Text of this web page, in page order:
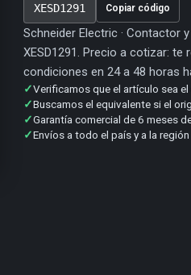
XESD1291 Copiar código
Schneider Electric · Contactor
XESD1291. Precio a cotizar:
condiciones en 24 a 48 horas
✓Verificamos que el artículo sea
✓Buscamos el equivalente si el
✓Garantía comercial de 6 meses
✓Envíos a todo el país y a la región